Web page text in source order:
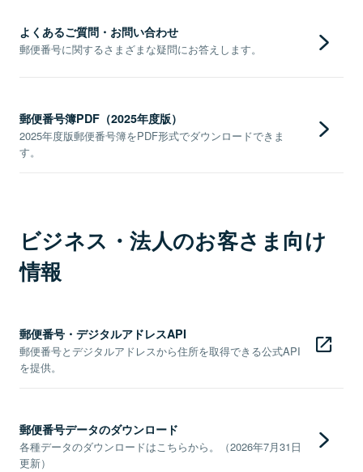
よくあるご質問・お問い合わせ
郵便番号に関するさまざまな疑問にお答えします。
郵便番号簿PDF（2025年度版）
2025年度版郵便番号簿をPDF形式でダウンロードできま
す。
ビジネス・法人のお客さま向け
情報
郵便番号・デジタルアドレスAPI
郵便番号とデジタルアドレスから住所を取得できる公式API
を提供。
郵便番号データのダウンロード
各種データのダウンロードはこちらから。（2026年7月31日
更新）